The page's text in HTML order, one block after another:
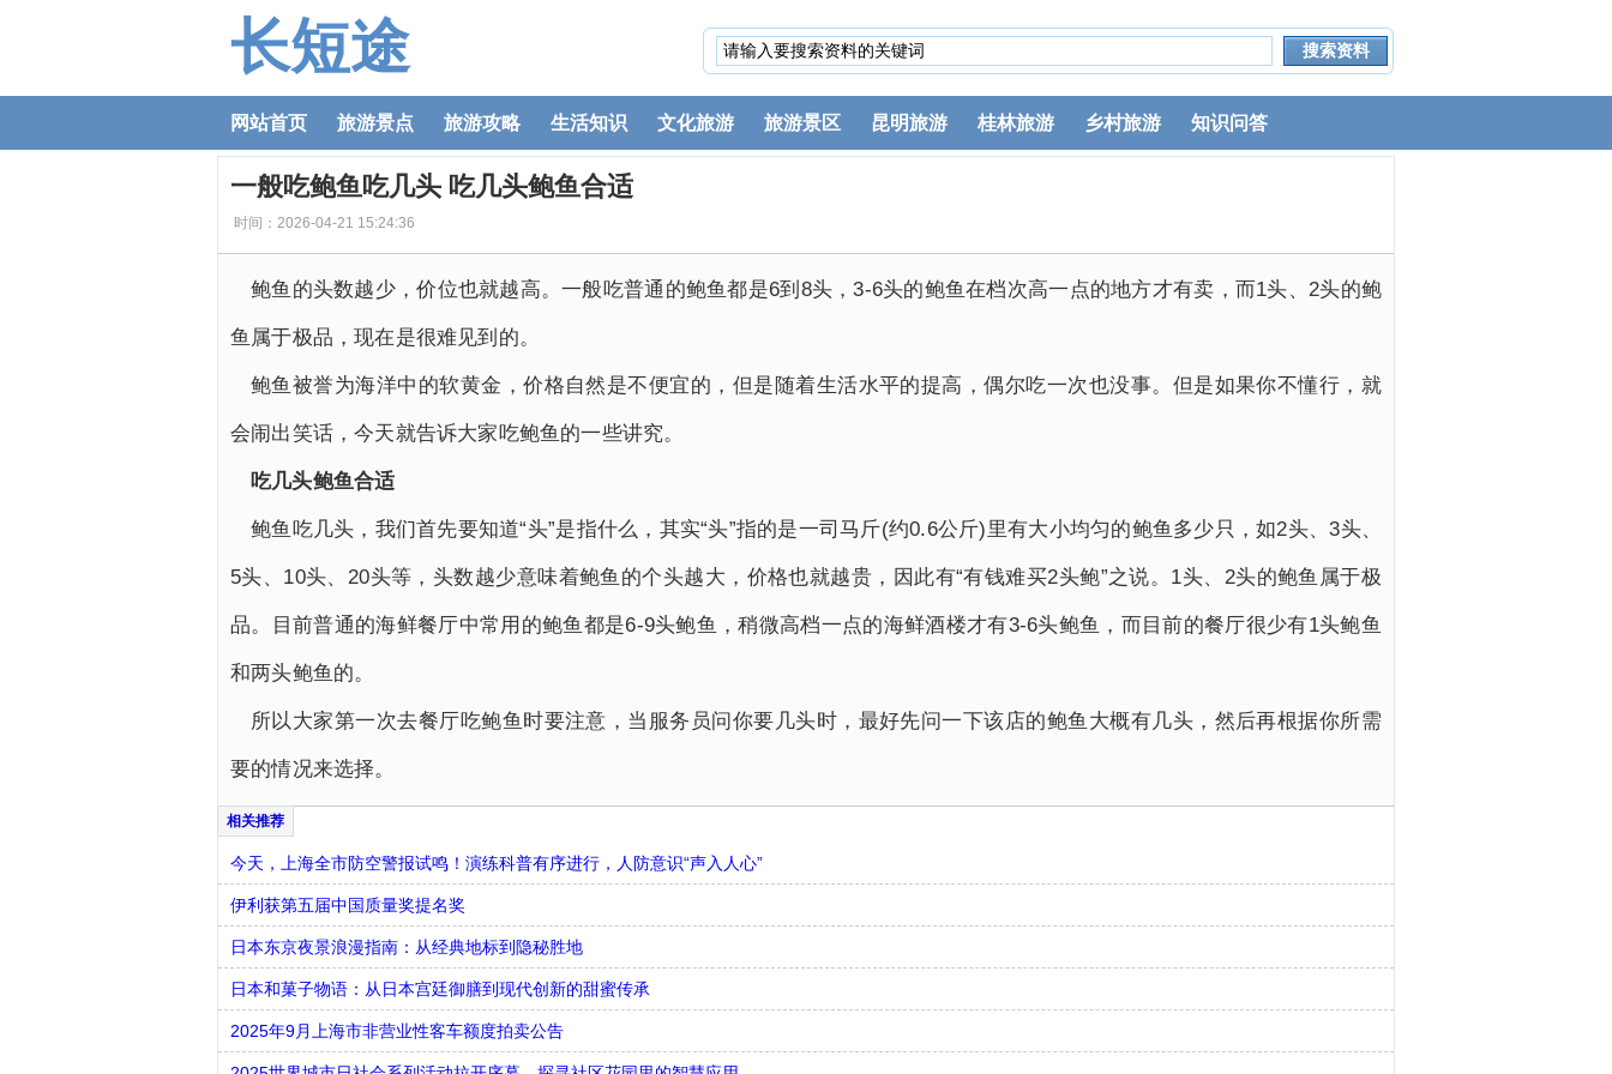
长短途
网站首页 旅游景点 旅游攻略 生活知识 文化旅游 旅游景区 昆明旅游 桂林旅游 乡村旅游 知识问答
一般吃鲍鱼吃几头 吃几头鲍鱼合适
时间：2026-04-21 15:24:36
鲍鱼的头数越少，价位也就越高。一般吃普通的鲍鱼都是6到8头，3-6头的鲍鱼在档次高一点的地方才有卖，而1头、2头的鲍
鱼属于极品，现在是很难见到的。
鲍鱼被誉为海洋中的软黄金，价格自然是不便宜的，但是随着生活水平的提高，偶尔吃一次也没事。但是如果你不懂行，就
会闹出笑话，今天就告诉大家吃鲍鱼的一些讲究。
吃几头鲍鱼合适
鲍鱼吃几头，我们首先要知道“头”是指什么，其实“头”指的是一司马斤(约0.6公斤)里有大小均匀的鲍鱼多少只，如2头、3头、
5头、10头、20头等，头数越少意味着鲍鱼的个头越大，价格也就越贵，因此有“有钱难买2头鲍”之说。1头、2头的鲍鱼属于极
品。目前普通的海鲜餐厅中常用的鲍鱼都是6-9头鲍鱼，稍微高档一点的海鲜酒楼才有3-6头鲍鱼，而目前的餐厅很少有1头鲍鱼
和两头鲍鱼的。
所以大家第一次去餐厅吃鲍鱼时要注意，当服务员问你要几头时，最好先问一下该店的鲍鱼大概有几头，然后再根据你所需
要的情况来选择。
今天，上海全市防空警报试鸣！演练科普有序进行，人防意识“声入人心”
伊利获第五届中国质量奖提名奖
日本东京夜景浪漫指南：从经典地标到隐秘胜地
日本和菓子物语：从日本宫廷御膳到现代创新的甜蜜传承
2025年9月上海市非营业性客车额度拍卖公告